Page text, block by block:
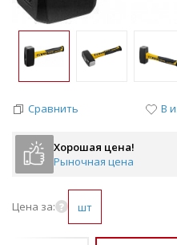
Сравнить В
Хорошая цена!
Рыночная цена
Цена за: шт